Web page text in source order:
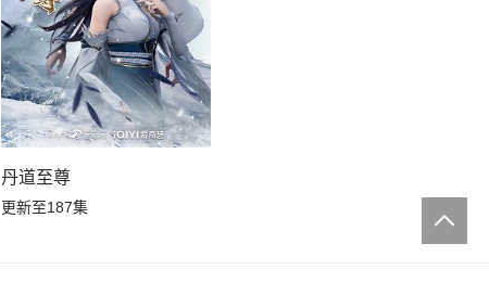
丹道至尊
更新至187集